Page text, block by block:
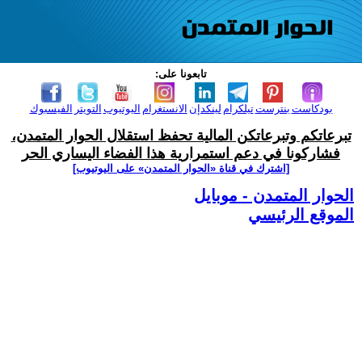
تابعونا على:
الفيسبوك التويتر اليوتيوب الانستغرام لينكدإن تيلكرامبنترست بودكاست
تبرعاتكم وتبرعاتكن المالية تحفظ استقلال الحوار المتمدن،
فشاركونا في دعم استمرارية هذا الفضاء اليساري الحر
[اشترك في قناة ‫«الحوار المتمدن» على اليوتيوب]
الحوار المتمدن - موبايل
الموقع الرئيسي